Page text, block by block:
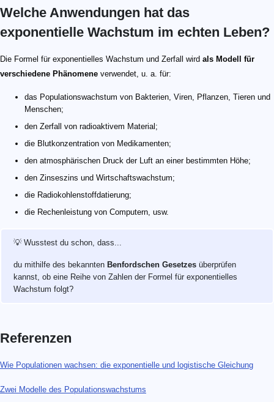
Welche Anwendungen hat das
exponentielle Wachstum im echten Leben?
Die Formel für exponentielles Wachstum und Zerfall wird als Modell für
verschiedene Phänomene verwendet, u. a. für:
das Populationswachstum von Bakterien, Viren, Pflanzen, Tieren und
Menschen;
den Zerfall von radioaktivem Material;
die Blutkonzentration von Medikamenten;
den atmosphärischen Druck der Luft an einer bestimmten Höhe;
den Zinseszins und Wirtschaftswachstum;
die Radiokohlenstoffdatierung;
die Rechenleistung von Computern, usw.
💡 Wusstest du schon, dass...
du mithilfe des bekannten Benfordschen Gesetzes überprüfen
kannst, ob eine Reihe von Zahlen der Formel für exponentielles
Wachstum folgt?
Referenzen
Wie Populationen wachsen: die exponentielle und logistische Gleichung
Zwei Modelle des Populationswachstums